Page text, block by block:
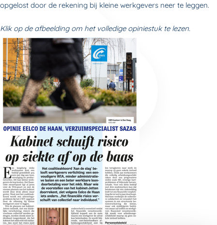
opgelost door de rekening bij kleine werkgevers neer te leggen.
Klik op de afbeelding om het volledige opiniestuk te lezen.